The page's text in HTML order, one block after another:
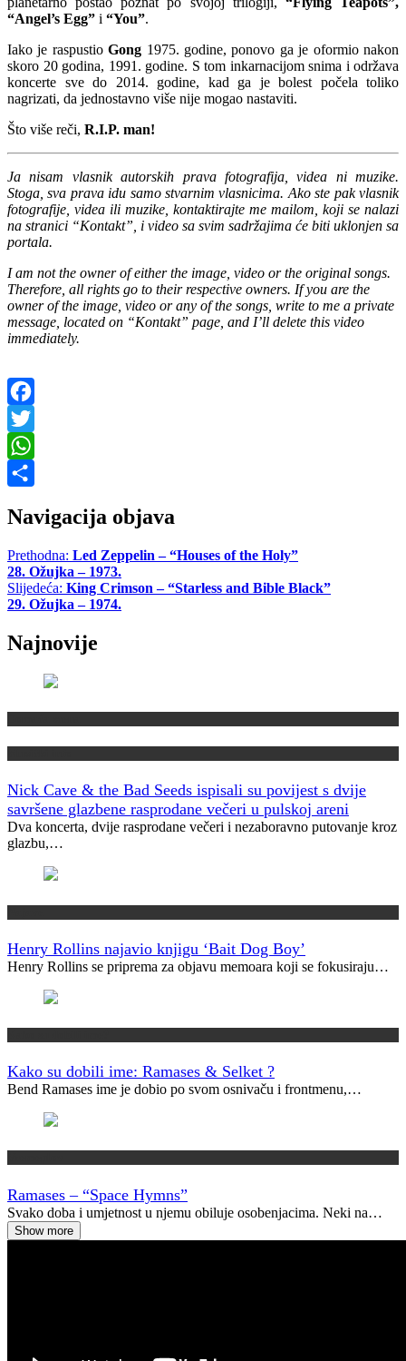
“Angel’s Egg” i “You”.
Iako je raspustioGong 1975. godine, ponovo ga je oformio nakon
skoro 20 godina, 1991. godine. S tom inkarnacijom snima i održava
koncerte sve do 2014. godine, kad ga je bolest počela toliko
nagrizati, da jednostavno više nije mogao nastaviti.
Što više reči, R.I.P. man!
Ja nisam vlasnik autorskih prava fotografija, videa ni muzike.
Stoga, sva prava idu samo stvarnim vlasnicima. Ako ste pak vlasnik
fotografije, videa ili muzike, kontaktirajte me mailom, koji se nalazi
na stranici “Kontakt”, i video sa svim sadržajima će biti uklonjen sa
portala.
I am not the owner of either the image, video or the original songs.
Therefore, all rights go to their respective owners. If you are the
owner of the image, video or any of the songs, write to me a private
message, located on “Kontakt” page, and I’ll delete this video
immediately.
Facebook
Twitter
WhatsApp
Navigacija objava
Prethodna: Led Zeppelin – “Houses of the Holy”
28. Ožujka – 1973.
Slijedeća: King Crimson – “Starless and Bible Black”
29. Ožujka – 1974.
Najnovije
Nick Cave & the Bad Seeds ispisali su povijest s dvije
savršene glazbene rasprodane večeri u pulskoj areni
Dva koncerta, dvije rasprodane večeri i nezaboravno putovanje kroz
glazbu,…
Henry Rollins najavio knjigu ‘Bait Dog Boy’
Henry Rollins se priprema za objavu memoara koji se fokusiraju…
Kako su dobili ime: Ramases & Selket ?
Bend Ramases ime je dobio po svom osnivaču i frontmenu,…
Ramases – “Space Hymns”
Svako doba i umjetnost u njemu obiluje osobenjacima. Neki na…
Show more